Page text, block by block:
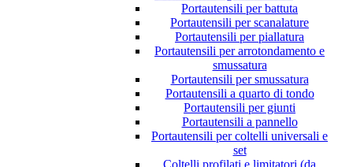
Portautensili per battuta
Portautensili per scanalature
Portautensili per piallatura
Portautensili per arrotondamento e
smussatura
Portautensili per smussatura
Portautensili a quarto di tondo
Portautensili per giunti
Portautensili a pannello
Portautensili per coltelli universali e
set
Coltelli profilati e limitatori (da